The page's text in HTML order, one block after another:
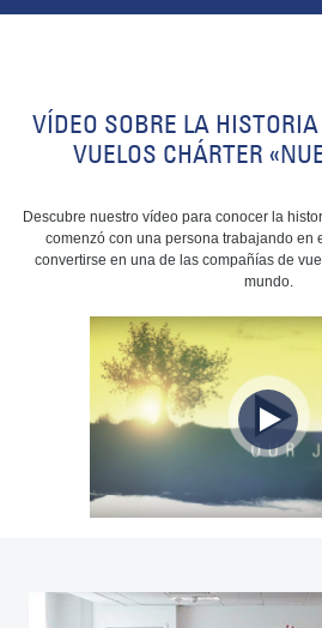
VÍDEO SOBRE LA
VUELOS CHÁRTER
Descubre nuestro vídeo para conocer la
comenzó con una persona trabajando en
convertirse en una de las compañías de
mundo.